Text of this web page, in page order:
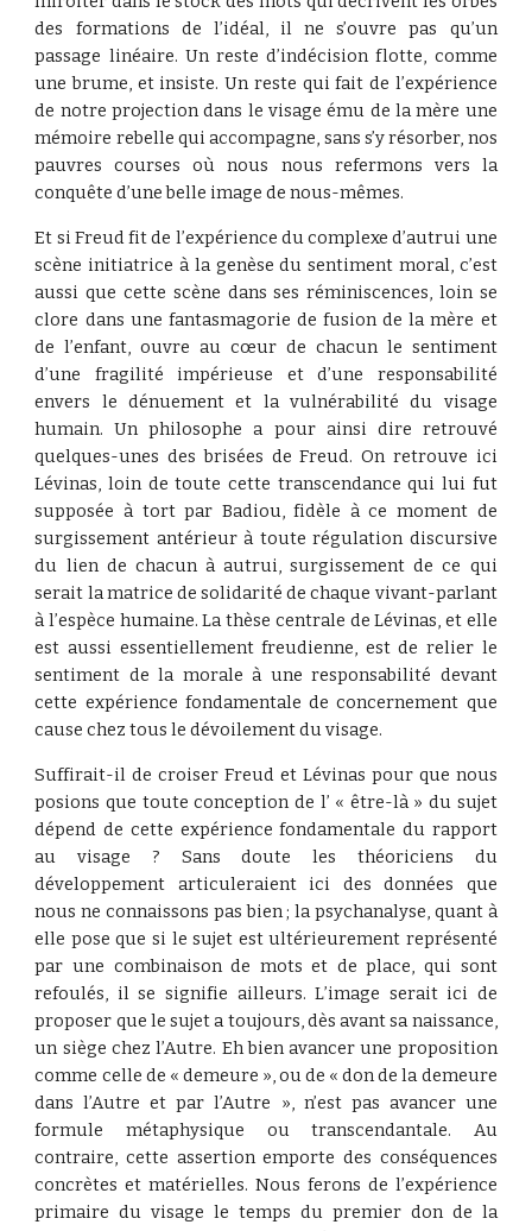
des formations de l’idéal, il ne s’ouvre pas qu’un
passage linéaire. Un reste d’indécision flotte, comme
une brume, et insiste. Un reste qui fait de l’expérience
de notre projection dans le visage ému de la mère une
mémoire rebelle qui accompagne, sans s’y résorber, nos
pauvres courses où nous nous refermons vers la
conquête d’une belle image de nous-mêmes.
Et si Freud fit de l’expérience du complexe d’autrui une
scène initiatrice à la genèse du sentiment moral, c’est
aussi que cette scène dans ses réminiscences, loin se
clore dans une fantasmagorie de fusion de la mère et
de l’enfant, ouvre au cœur de chacun le sentiment
d’une fragilité impérieuse et d’une responsabilité
envers le dénuement et la vulnérabilité du visage
humain. Un philosophe a pour ainsi dire retrouvé
quelques-unes des brisées de Freud. On retrouve ici
Lévinas, loin de toute cette transcendance qui lui fut
supposée à tort par Badiou, fidèle à ce moment de
surgissement antérieur à toute régulation discursive
du lien de chacun à autrui, surgissement de ce qui
serait la matrice de solidarité de chaque vivant-parlant
à l’espèce humaine. La thèse centrale de Lévinas, et elle
est aussi essentiellement freudienne, est de relier le
sentiment de la morale à une responsabilité devant
cette expérience fondamentale de concernement que
cause chez tous le dévoilement du visage.
Suffirait-il de croiser Freud et Lévinas pour que nous
posions que toute conception de l’ « être-là » du sujet
dépend de cette expérience fondamentale du rapport
au visage ? Sans doute les théoriciens du
développement articuleraient ici des données que
nous ne connaissons pas bien ; la psychanalyse, quant à
elle pose que si le sujet est ultérieurement représenté
par une combinaison de mots et de place, qui sont
refoulés, il se signifie ailleurs. L’image serait ici de
proposer que le sujet a toujours, dès avant sa naissance,
un siège chez l’Autre. Eh bien avancer une proposition
comme celle de « demeure », ou de « don de la demeure
dans l’Autre et par l’Autre », n’est pas avancer une
formule métaphysique ou transcendantale. Au
contraire, cette assertion emporte des conséquences
concrètes et matérielles. Nous ferons de l’expérience
primaire du visage le temps du premier don de la